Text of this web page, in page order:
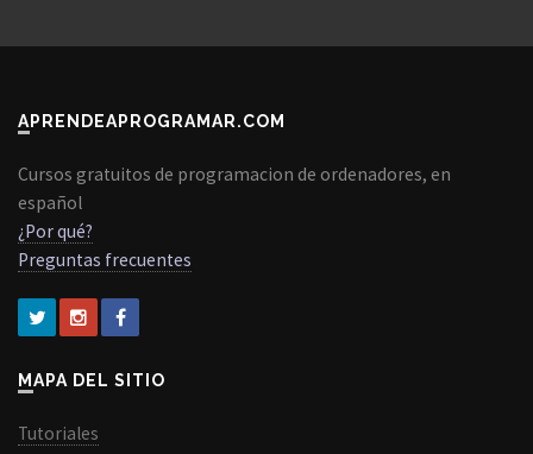
APRENDEAPROGRAMAR.COM
Cursos gratuitos de programacion de ordenadores, en
español
¿Por qué?
Preguntas frecuentes
MAPA DEL SITIO
Tutoriales